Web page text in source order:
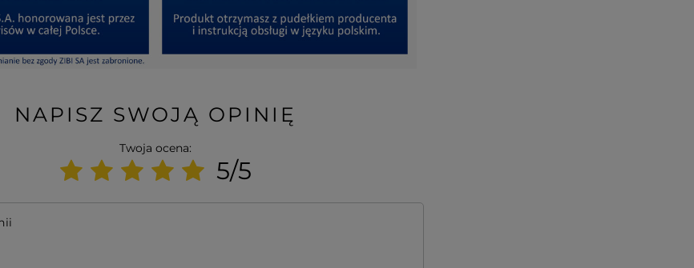
NAPISZ SWOJĄ OPINIĘ
Twoja ocena:
5/5